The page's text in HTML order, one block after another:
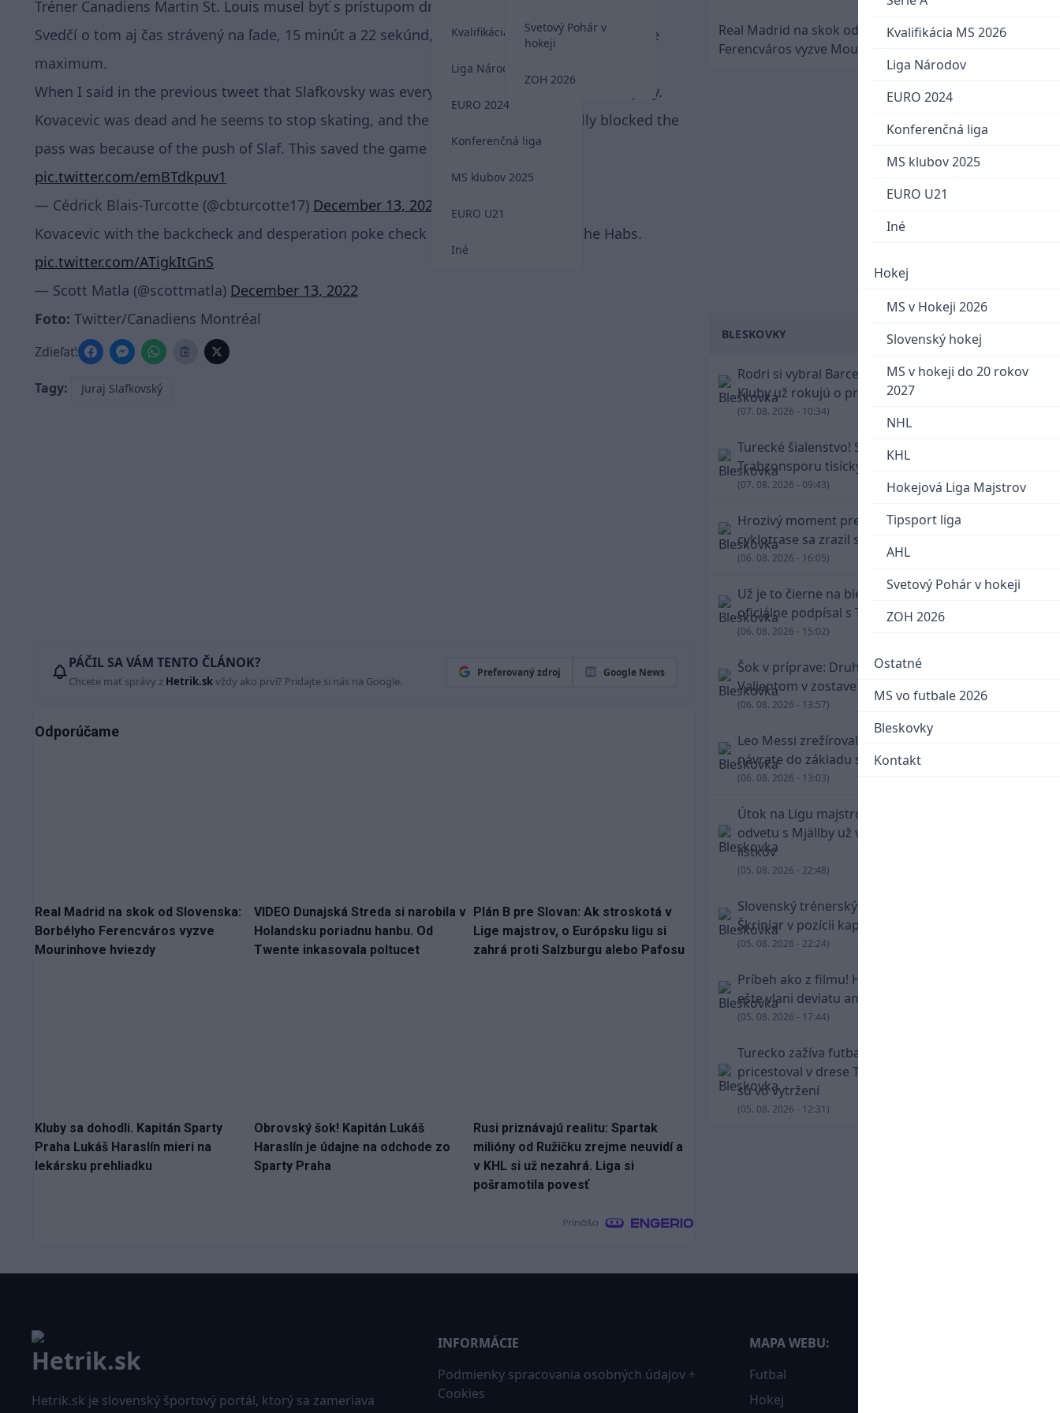
Kvalifikácia MS 2026
Liga Národov
EURO 2024
Konferenčná liga
MS klubov 2025
EURO U21
Iné
Svetový Pohár v
hokeji
ZOH 2026
Kvalifikácia MS 2026
Liga Národov
EURO 2024
Konferenčná liga
MS klubov 2025
EURO U21
Iné
Hokej
MS v Hokeji 2026
Slovenský hokej
MS v hokeji do 20 rokov
2027
NHL
KHL
Hokejová Liga Majstrov
Tipsport liga
AHL
Svetový Pohár v hokeji
ZOH 2026
Ostatné
MS vo futbale 2026
Bleskovky
Kontakt
Tréner Canadiens Martin St. Louis musel byť s prístupom draftovej jednotky určite spokojný.
Svedčí o tom aj čas strávený na ľade, 15 minút a 22 sekúnd, čo je zatiaľ Slafkovského kariérne
maximum.
When I said in the previous tweet that Slafkovsky was everywhere in the 3rd, look at this play.
Kovacevic was dead and he seems to stop skating, and the only way he successfully blocked the
pass was because of the push of Slaf. This saved the game for the#Habs . 4/5
pic.twitter.com/emBTdkpuv1
— Cédrick Blais-Turcotte (@cbturcotte17) December 13, 2022
Kovacevic with the backcheck and desperation poke check likely saves a goal for the Habs.
pic.twitter.com/ATigkItGnS
— Scott Matla (@scottmatla) December 13, 2022
Foto: Twitter/Canadiens Montréal
Zdieľať:
Tagy: Juraj Slafkovský
PÁČIL SA VÁM TENTO ČLÁNOK?
Chcete mať správy z Hetrik.skvždy ako prví? Pridajte si nás na Google.
Preferovaný zdroj Google News
Odporúčame
Real Madrid na skok od Slovenska:
Borbélyho Ferencváros vyzve
Mourinhove hviezdy
VIDEO Dunajská Streda si narobila v
Holandsku poriadnu hanbu. Od
Twente inkasovala poltucet
Plán B pre Slovan: Ak stroskotá v
Lige majstrov, o Európsku ligu si
zahrá proti Salzburgu alebo Pafosu
Kluby sa dohodli. Kapitán Sparty
Praha Lukáš Haraslín mieri na
lekársku prehliadku
Obrovský šok! Kapitán Lukáš
Haraslín je údajne na odchode zo
Sparty Praha
Rusi priznávajú realitu: Spartak
milióny od Ružičku zrejme neuvidí a
v KHL si už nezahrá. Liga si
pošramotila povesť
Real Madrid na skok od Slovenska: Borbélyho
Ferencváros vyzve Mourinhove hviezdy
BLESKOVKY
Rodri si vybral Barcelonu a odmietol Real.
Kluby už rokujú o prestupovej čiastke
(07. 08. 2026 - 10:34)
Turecké šialenstvo! Salaha vítali na štadióne
Trabzonsporu tisícky fanúšikov
(07. 08. 2026 - 09:43)
Hrozivý moment pre Zdena Cháru! Na
cyklotrase sa zrazil s bežcom
(06. 08. 2026 - 16:05)
Už je to čierne na bielom: Mohamed Salah
oficiálne podpísal s Trabzonsporom
(06. 08. 2026 - 15:02)
Šok v príprave: Druholigová Mallorca s
Valjentom v zostave zdolala PSG
(06. 08. 2026 - 13:57)
Leo Messi zrežíroval obrat Interu Miami, pri
návrate do základu strelil dva góly
(06. 08. 2026 - 13:03)
Útok na Ligu majstrov láka! Slovan hlási na
odvetu s Mjällby už viac ako 13-tisíc predaných
lístkov
(05. 08. 2026 - 22:48)
Slovenský trénerský súboj pre Borbélyho,
Škriniar v pozícii kapitána potiahol Fenerbahce
(05. 08. 2026 - 22:24)
Príbeh ako z filmu! Hrdina Slovana Kianga hral
ešte vlani deviatu anglickú ligu
(05. 08. 2026 - 17:44)
Turecko zažíva futbalové šialenstvo! Salah
pricestoval v drese Trabzonsporu, fanúšikovia
sú vo vytržení
(05. 08. 2026 - 12:31)
Hetrik.sk je slovenský športový portál, ktorý sa zameriava
INFORMÁCIE
Podmienky spracovania osobných údajov +
Cookies
MAPA WEBU:
Futbal
Hokej